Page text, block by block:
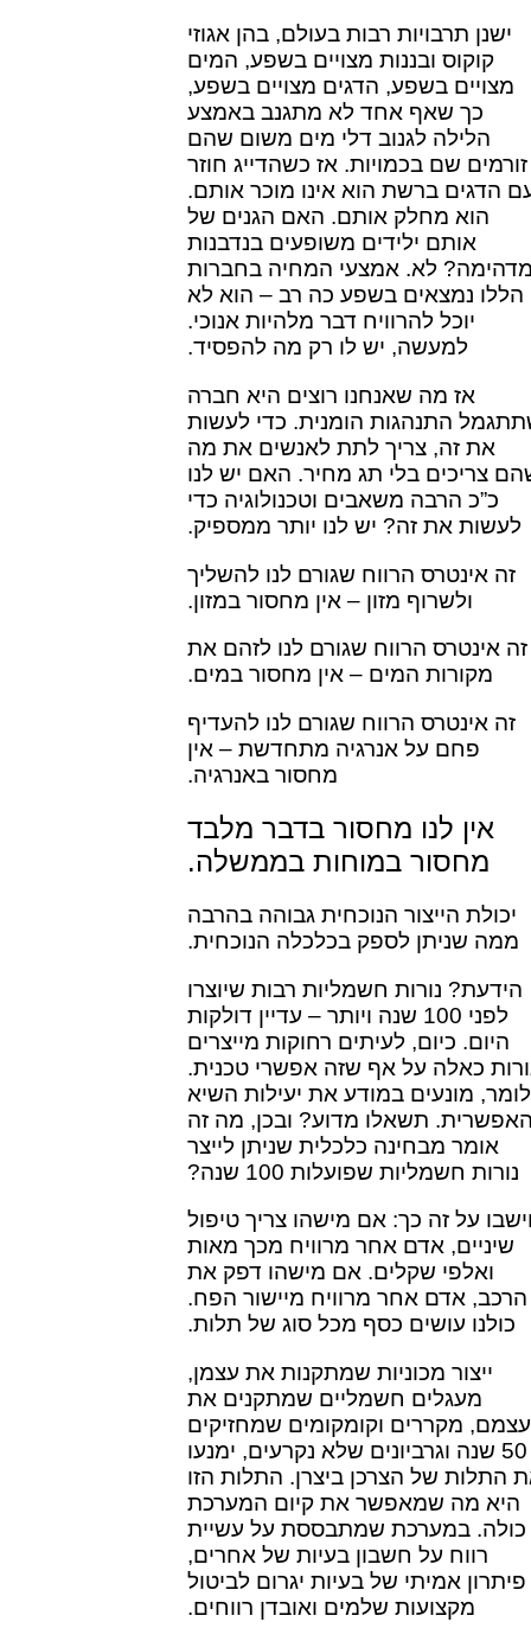
ישנן תרבויות רבות בעולם, בהן אגוזי
קוקוס ובננות מצויים בשפע, המים
מצויים בשפע, הדגים מצויים בשפע,
כך שאף אחד לא מתגנב באמצע
הלילה לגנוב דלי מים משום שהם
זורמים שם בכמויות. אז כשהדייג חוזר
הדגים ברשת הוא אינו מוכר אותם.
הוא מחלק אותם. האם הגנים של
אותם ילידים משופעים בנדבנות
לא. אמצעי המחיה בחברות
הללו נמצאים בשפע כה רב – הוא לא
יוכל להרוויח דבר מלהיות אנוכי.
למעשה, יש לו רק מה להפסיד.
אז מה שאנחנו רוצים היא חברה
התנהגות הומנית. כדי לעשות
את זה, צריך לתת לאנשים את מה
צריכים בלי תג מחיר. האם יש לנו
כ”כ הרבה משאבים וטכנולוגיה כדי
לעשות את זה? יש לנו יותר ממספיק.
זה אינטרס הרווח שגורם לנו להשליך
ולשרוף מזון – אין מחסור במזון.
זה אינטרס הרווח שגורם לנו לזהם את
מקורות המים – אין מחסור במים.
זה אינטרס הרווח שגורם לנו להעדיף
פחם על אנרגיה מתחדשת – אין
מחסור באנרגיה.
אין לנו מחסור בדבר מלבד
מחסור במוחות בממשלה.
יכולת הייצור הנוכחית גבוהה בהרבה
ממה שניתן לספק בכלכלה הנוכחית.
הידעת? נורות חשמליות רבות שיוצרו
לפני 100 שנה ויותר – עדיין דולקות
היום. כיום, לעיתים רחוקות מייצרים
כאלה על אף שזה אפשרי טכנית.
מונעים במודע את יעילות השיא
תשאלו מדוע? ובכן, מה זה
אומר מבחינה כלכלית שניתן לייצר
נורות חשמליות שפועלות 100 שנה?
על זה כך: אם מישהו צריך טיפול
שיניים, אדם אחר מרוויח מכך מאות
ואלפי שקלים. אם מישהו דפק את
הרכב, אדם אחר מרוויח מיישור הפח.
כולנו עושים כסף מכל סוג של תלות.
ייצור מכוניות שמתקנות את עצמן,
מעגלים חשמליים שמתקנים את
עצמם, מקררים וקומקומים שמחזיקים
50 שנה וגרביונים שלא נקרעים, ימנעו
התלות של הצרכן ביצרן. התלות הזו
היא מה שמאפשר את קיום המערכת
כולה. במערכת שמתבססת על עשיית
רווח על חשבון בעיות של אחרים,
פיתרון אמיתי של בעיות יגרום לביטול
מקצועות שלמים ואובדן רווחים.